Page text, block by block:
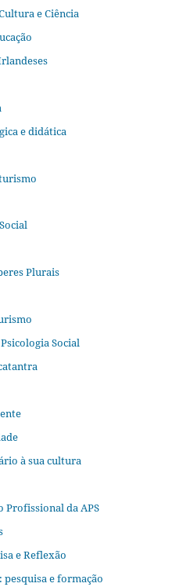
e Ciência
e didática
Plurais
Social
à sua cultura
Profissional da APS
e Reflexão
pesquisa e formação